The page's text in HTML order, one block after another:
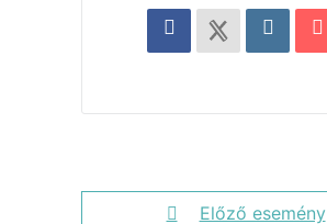
Előző esemény